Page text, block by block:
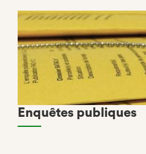
Enquêtes publiques